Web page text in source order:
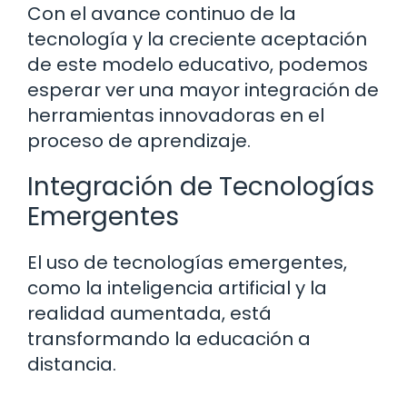
Con el avance continuo de la
tecnología y la creciente aceptación
de este modelo educativo, podemos
esperar ver una mayor integración de
herramientas innovadoras en el
proceso de aprendizaje.
Integración de Tecnologías
Emergentes
El uso de tecnologías emergentes,
como la inteligencia artificial y la
realidad aumentada, está
transformando la educación a
distancia.